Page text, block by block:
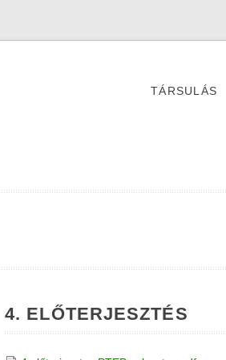
TÁRSULÁS
4. ELŐTERJESZTÉS